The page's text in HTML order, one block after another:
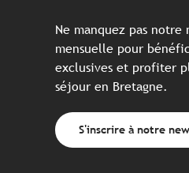
Ne manquez pas notre
mensuelle pour
exclusives et profiter
séjour en Bretagne.
S'inscrire à notre